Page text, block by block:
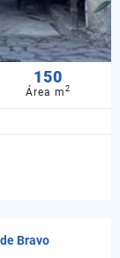
150
Área m2
Bravo